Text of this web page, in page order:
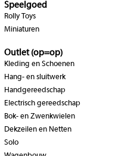
Speelgoed
Rolly Toys
Miniaturen
Outlet (op=op)
Kleding en Schoenen
Hang- en sluitwerk
Handgereedschap
Electrisch gereedschap
Bok- en Zwenkwielen
Dekzeilen en Netten
Solo